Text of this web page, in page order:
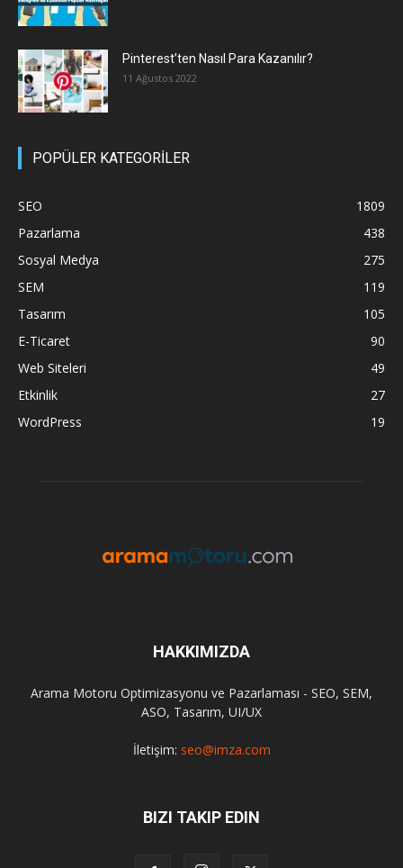
Pinterest’ten Nasıl Para Kazanılır?
11 Ağustos 2022
POPÜLER KATEGORİLER
SEO
1809
Pazarlama
438
Sosyal Medya
275
SEM
119
Tasarım
105
E-Ticaret
90
Web Siteleri
49
Etkinlik
27
WordPress
19
HAKKIMIZDA
Arama Motoru Optimizasyonu ve Pazarlaması - SEO, SEM,
ASO, Tasarım, UI/UX
İletişim: seo@imza.com
BIZI TAKIP EDIN